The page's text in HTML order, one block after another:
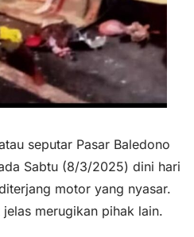
seputar Pasar Baledono
Sabtu (8/3/2025) dini hari
motor yang nyasar.
merugikan pihak lain.